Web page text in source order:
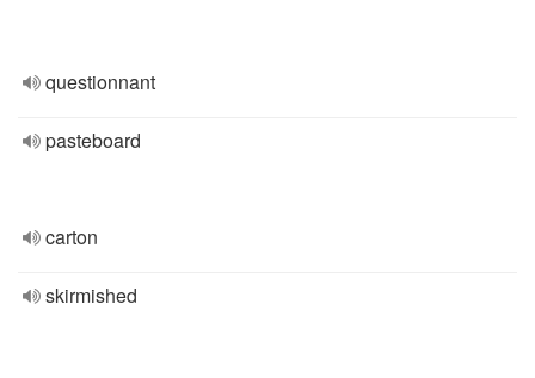
questionnant
pasteboard
carton
skirmished